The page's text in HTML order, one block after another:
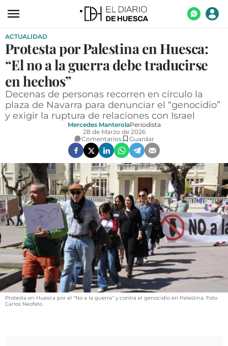
ACTUALIDAD
ECONOMÍA
TECNOLOGÍA
TURISMO
AGROALIMENTACIÓN
SOCIEDAD
OPINIÓN
GALERÍAS
VÍDEOS
CONTACTAR
FIESTAS EN EL ALTO ARAGÓN
FIESTAS DE SAN LORENZO
AGENDA
ACTUALIDAD
Protesta por Palestina en Huesca:
“El no a la guerra debe traducirse
en hechos”
Decenas de personas recorren en círculo la
plaza de Navarra para denunciar el “genocidio”
y exigir la ruptura de relaciones con Israel
Mercedes ManterolaPeriodista
28 de Marzo de 2026
Comentarios
Guardar
Protesta en Huesca por el "No a la guerra" y contra el genocidio en Palestina. Foto
Carlos Neofato